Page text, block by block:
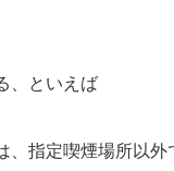
、といえば
、指定喫煙場所以外